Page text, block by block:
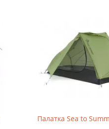
Палатка Sea to Summit Alto TR2